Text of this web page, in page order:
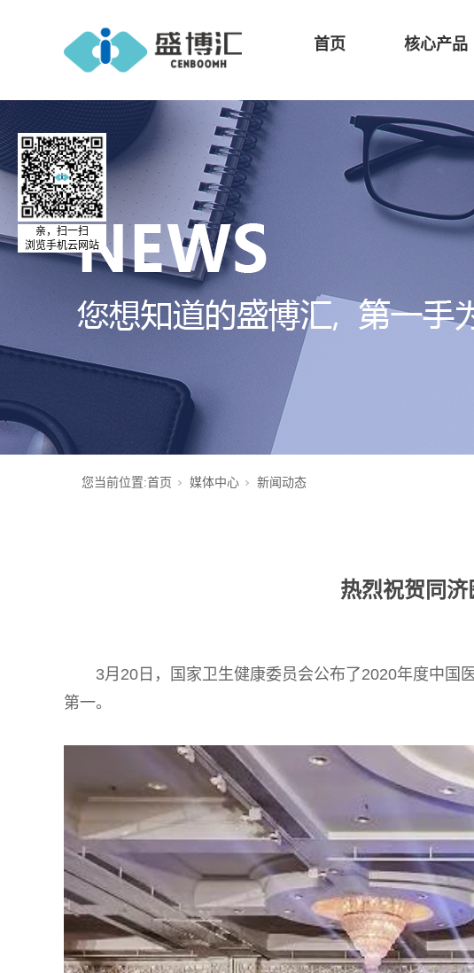
首页 核心产品
您当前位置:首页 媒体中心 新闻动态
热烈祝贺同
3月20日，国家卫生健康委员会公布了2020年度中国
第一。
亲，扫一扫
浏览手机云网站